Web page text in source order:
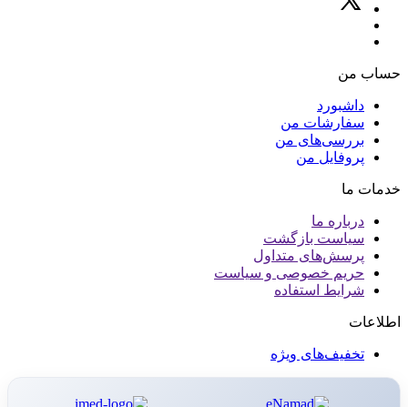
حساب من
داشبورد
سفارشات من
بررسی‌های من
پروفایل من
خدمات ما
درباره ما
سیاست بازگشت
پرسش‌های متداول
حریم خصوصی و سیاست
شرایط استفاده
اطلاعات
تخفیف‌های ویژه